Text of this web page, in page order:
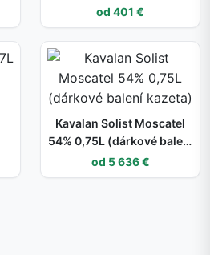
0,7L (dárkové balení
kazeta)
od 401 €
Kavalan Solist Moscatel
54% 0,75L (dárkové balení
kazeta)
od 5 636 €